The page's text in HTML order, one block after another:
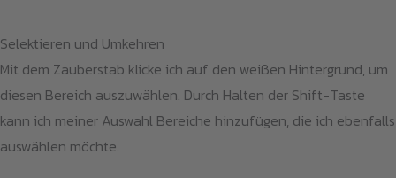
Selektieren und Umkehren
Mit dem Zauberstab klicke ich auf den weißen Hintergrund, um
diesen Bereich auszuwählen. Durch Halten der Shift-Taste
kann ich meiner Auswahl Bereiche hinzufügen, die ich ebenfalls
auswählen möchte.